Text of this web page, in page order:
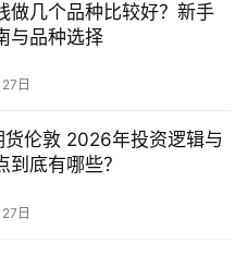
做几个品种比较好？新手
与品种选择
日
货伦敦 2026年投资逻辑与
到底有哪些？
日